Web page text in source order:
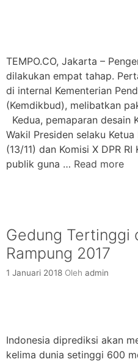
TEMPO.CO, Jakarta –
dilakukan empat tahap.
di internal Kementerian
(Kemdikbud), melibatkan
Kedua, pemaparan desain
Wakil Presiden selaku
(13/11) dan Komisi X DPR
publik guna … Read more
Gedung Tertinggi
Rampung 2017
1 Januari 2018 Oleh admin
Indonesia diprediksi akan
kelima dunia setinggi 600